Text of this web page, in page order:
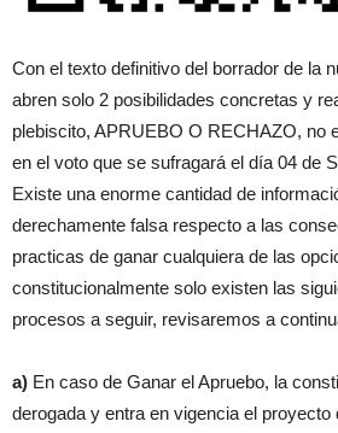
Con el texto definitivo del borrador de la
abren solo 2 posibilidades concretas y
plebiscito, APRUEBO O RECHAZO, no
en el voto que se sufragará el día 04 de
Existe una enorme cantidad de
derechamente falsa respecto a las
practicas de ganar cualquiera de las
constitucionalmente solo existen las
procesos a seguir, revisaremos a
a) En caso de Ganar el Apruebo, la
derogada y entra en vigencia el